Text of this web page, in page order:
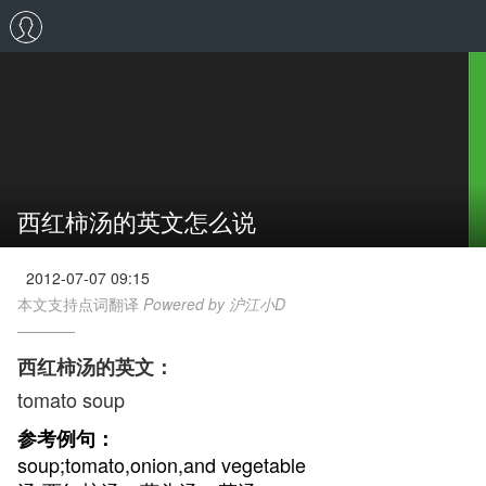
西红柿汤的英文怎么说
2012-07-07 09:15
本文支持点词翻译 Powered by 沪江小D
西红柿汤的英文：
tomato soup
参考例句：
soup;tomato,onion,and vegetable